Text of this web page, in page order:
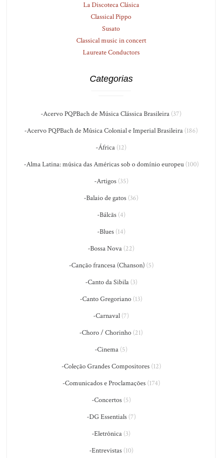
La Discoteca Clásica
Classical Pippo
Susato
Classical music in concert
Laureate Conductors
Categorias
-Acervo PQPBach de Música Clássica Brasileira (37)
-Acervo PQPBach de Música Colonial e Imperial Brasileira (186)
-África (12)
-Alma Latina: música das Américas sob o domínio europeu(100)
-Artigos(35)
-Balaio de gatos (36)
-Bálcãs(4)
-Blues(14)
-Bossa Nova (22)
-Canção francesa (Chanson)(5)
-Canto da Sibila(3)
-Canto Gregoriano (13)
-Carnaval (7)
-Choro / Chorinho (21)
-Cinema (5)
-Coleção Grandes Compositores(12)
-Comunicados e Proclamações(174)
-Concertos(5)
-DG Essentials(7)
-Eletrônica (3)
-Entrevistas(10)